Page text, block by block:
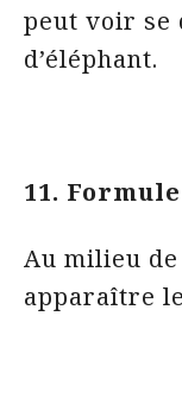
peut voir se
d’éléphant.
11.
Au milieu
apparaître